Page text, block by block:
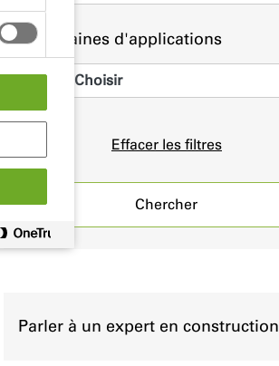
Domaines d'applications
0 Choisir
Effacer les filtres
Chercher
Parler à un expert en construction